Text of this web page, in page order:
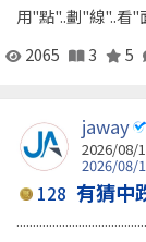
用"點"..劃"線"..看
2065
3 5
jaway
2026/08/
2026/08/
128 有猜中
........................................